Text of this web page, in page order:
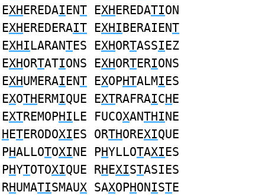
EXHEREDAIENT EXHEREDATION
EXHEREDERAIT EXHIBERAIENT
EXHILARANTES EXHORTASSIEZ
EXHORTATIONS EXHORTERIONS
EXHUMERAIENT EXOPHTALMIES
EXOTHERMIQUE EXTRAFRAICHE
EXTREMOPHILE FUCOXANTHINE
HETERODOXIES ORTHOREXIQUE
PHALLOTOXINE PHYLLOTAXIES
PHYTOTOXIQUE RHEXISTASIES
RHUMATISMAUX SAXOPHONISTE